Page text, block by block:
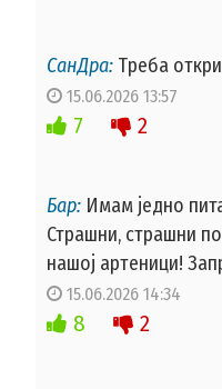
СанДра: Треба
15.06.2026 13:57
7 2
Бар: Имам једно
Страшни, страшни
нашој артеници!
15.06.2026 14:34
8 2